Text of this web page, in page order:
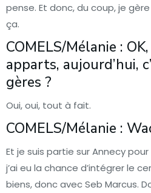
pense. Et donc, du coup, je
ça.
COMELS/Mélanie :
apparts, aujourd’hui,
gères ?
Oui, oui, tout à fait.
COMELS/Mélanie :
Et je suis partie sur Annecy
j’ai eu la chance d’intégrer le
biens, donc avec Seb Marcus.